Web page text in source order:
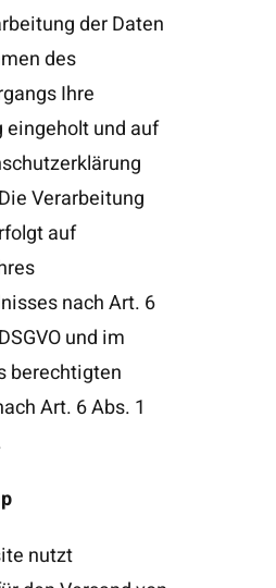
der Daten
des
Ihre
eingeholt und auf
Verarbeitung
auf
nach Art. 6
und im
berechtigten
Art. 6 Abs. 1
nutzt